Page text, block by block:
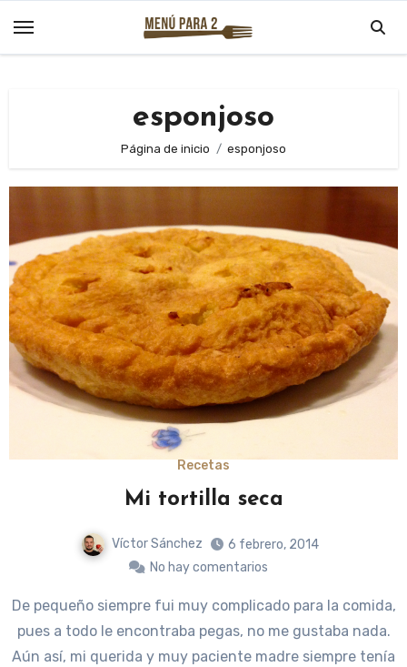
esponjoso
Página de inicio esponjoso
Recetas
Mi tortilla seca
Víctor Sánchez
6 febrero, 2014
No hay comentarios
De pequeño siempre fui muy complicado para la comida,
pues a todo le encontraba pegas, no me gustaba nada.
Aún así, mi querida y muy paciente madre siempre tenía